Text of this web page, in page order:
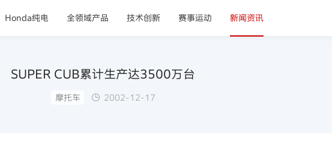
Honda纯电 全领域产品 技术创新 赛事运动 新闻资讯
SUPER CUB累计生产达3500万台
摩托车 2002-12-17